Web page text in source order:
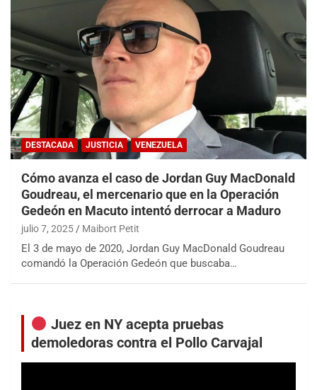
DESTACADA JUSTICIA VENEZUELA
Cómo avanza el caso de Jordan Guy MacDonald
Goudreau, el mercenario que en la Operación
Gedeón en Macuto intentó derrocar a Maduro
julio 7, 2025 Maibort Petit
El 3 de mayo de 2020, Jordan Guy MacDonald Goudreau
comandó la Operación Gedeón que buscaba…
Juez en NY acepta pruebas
demoledoras contra el Pollo Carvajal